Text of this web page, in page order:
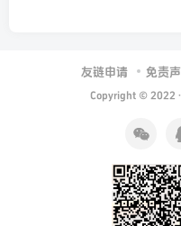
友链申请 免责
Copyright © 2022 ·